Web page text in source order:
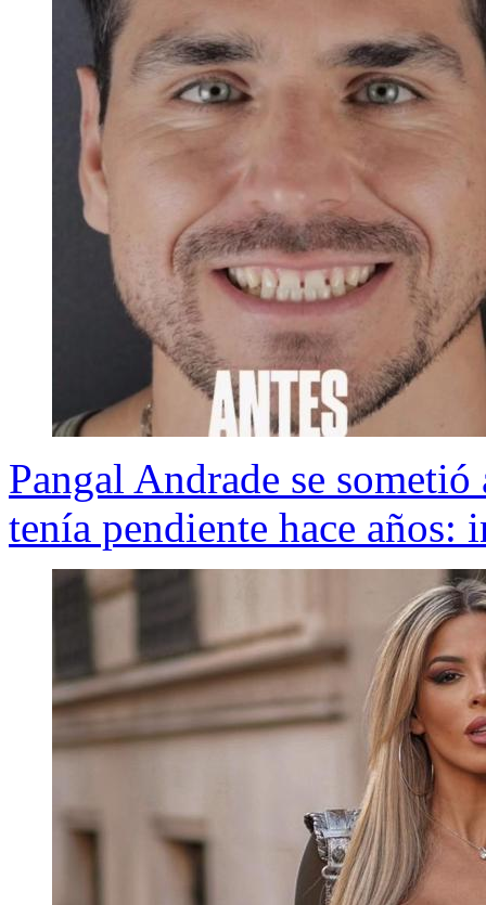
Pangal Andrade se
tenía pendiente hace años: